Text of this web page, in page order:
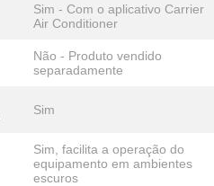
Sim - Com o aplicativo Carrier
Air Conditioner
Não - Produto vendido
separadamente
Sim
Sim, facilita a operação do
equipamento em ambientes
escuros